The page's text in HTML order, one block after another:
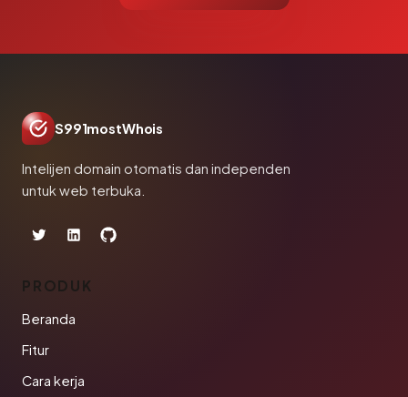
S991mostWhois
Intelijen domain otomatis dan independen
untuk web terbuka.
PRODUK
Beranda
Fitur
Cara kerja